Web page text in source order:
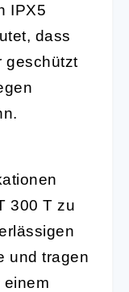
IPX5
dass
geschützt
300 T zu
und tragen
einem